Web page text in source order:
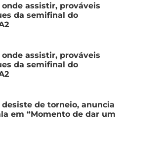
assistir, prováveis
da semifinal do
assistir, prováveis
da semifinal do
desiste de torneio, anuncia
em “Momento de dar um